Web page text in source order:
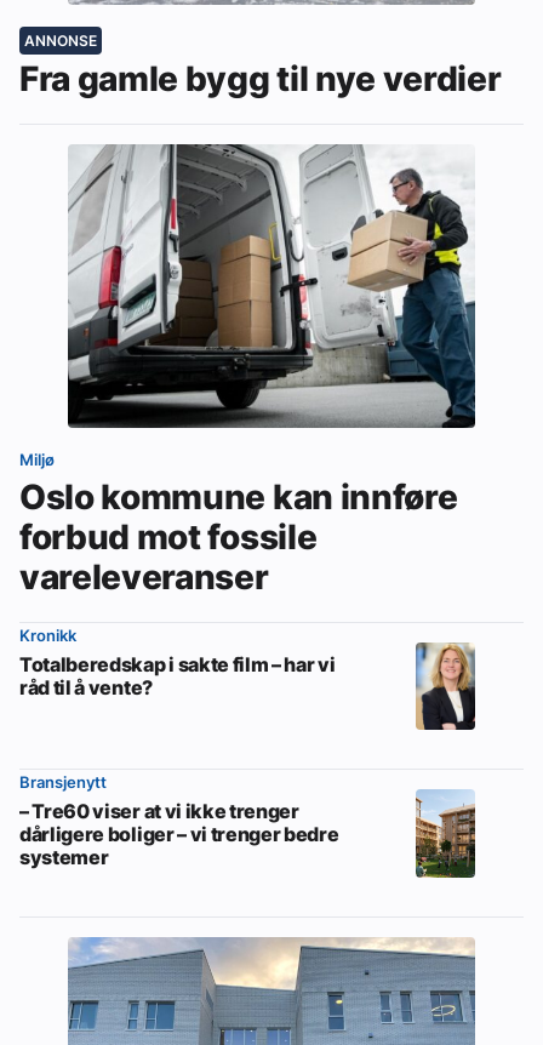
ANNONSE
Fra gamle bygg til nye verdier
Miljø
Oslo kommune kan innføre
forbud mot fossile
vareleveranser
Kronikk
Totalberedskap i sakte film – har vi
råd til å vente?
Bransjenytt
– Tre60 viser at vi ikke trenger
dårligere boliger – vi trenger bedre
systemer